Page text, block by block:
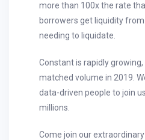
more than 100x the rate
borrowers get liquidity
needing to liquidate.
Constant is rapidly
matched volume in 2019.
data-driven people to join
millions.
Come join our